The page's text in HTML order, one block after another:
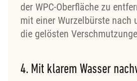
der WPC-Oberfläche zu
mit einer Wurzelbürste nach
die gelösten
4. Mit klarem Wasser